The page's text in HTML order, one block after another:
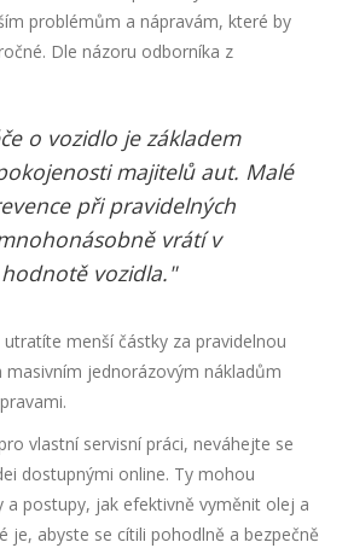
problémům a nápravám, které by
Dle názoru odborníka z
o vozidlo je základem
majitelů aut. Malé
při pravidelných
vrátí v
vozidla."
menší částky za pravidelnou
masivním jednorázovým nákladům
vlastní servisní práci, neváhejte se
dostupnými online. Ty mohou
a postupy, jak efektivně vyměnit olej a
je, abyste se cítili pohodlně a bezpečně